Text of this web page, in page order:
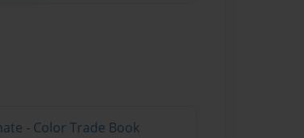
- Color Trade Book